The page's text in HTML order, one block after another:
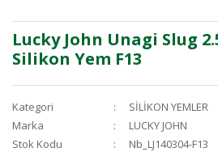
Lucky John Unagi Slug
Silikon Yem F13
Kategori
SİLİKON YEMLER
Marka
LUCKY JOHN
Stok Kodu
Nb_LJ140304-F13